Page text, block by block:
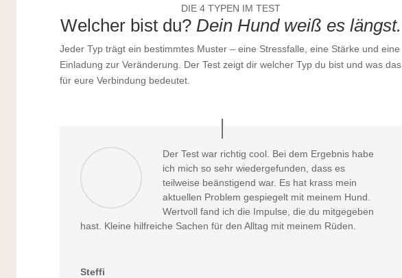
DIE 4 TYPEN IM TEST
Welcher bist du? Dein Hund weiß es längst.
Jeder Typ trägt ein bestimmtes Muster – eine Stressfalle, eine Stärke und eine
Einladung zur Veränderung. Der Test zeigt dir welcher Typ du bist und was das
für eure Verbindung bedeutet.
Der Test war richtig cool. Bei dem Ergebnis habe
ich mich so sehr wiedergefunden, dass es
teilweise beänstigend war. Es hat krass mein
aktuellen Problem gespiegelt mit meinem Hund.
Wertvoll fand ich die Impulse, die du mitgegeben
hast. Kleine hilfreiche Sachen für den Alltag mit meinem Rüden.
Steffi